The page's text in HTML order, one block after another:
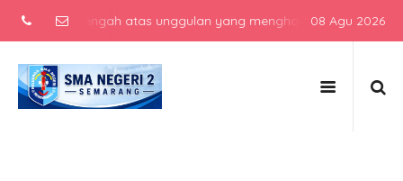
menengah atas unggulan yang menghasilkan lulusan
08 Agu 2026